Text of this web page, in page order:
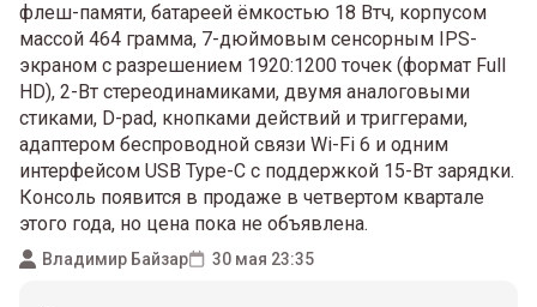
флеш-памяти, батареей ёмкостью 18 Втч, корпусом
массой 464 грамма, 7-дюймовым сенсорным IPS-
экраном с разрешением 1920:1200 точек (формат Full
HD), 2-Вт стереодинамиками, двумя аналоговыми
стиками, D-pad, кнопками действий и триггерами,
адаптером беспроводной связи Wi-Fi 6 и одним
интерфейсом USB Type-C с поддержкой 15-Вт зарядки.
Консоль появится в продаже в четвертом квартале
этого года, но цена пока не объявлена.
Владимир Байзар 30 мая 23:35